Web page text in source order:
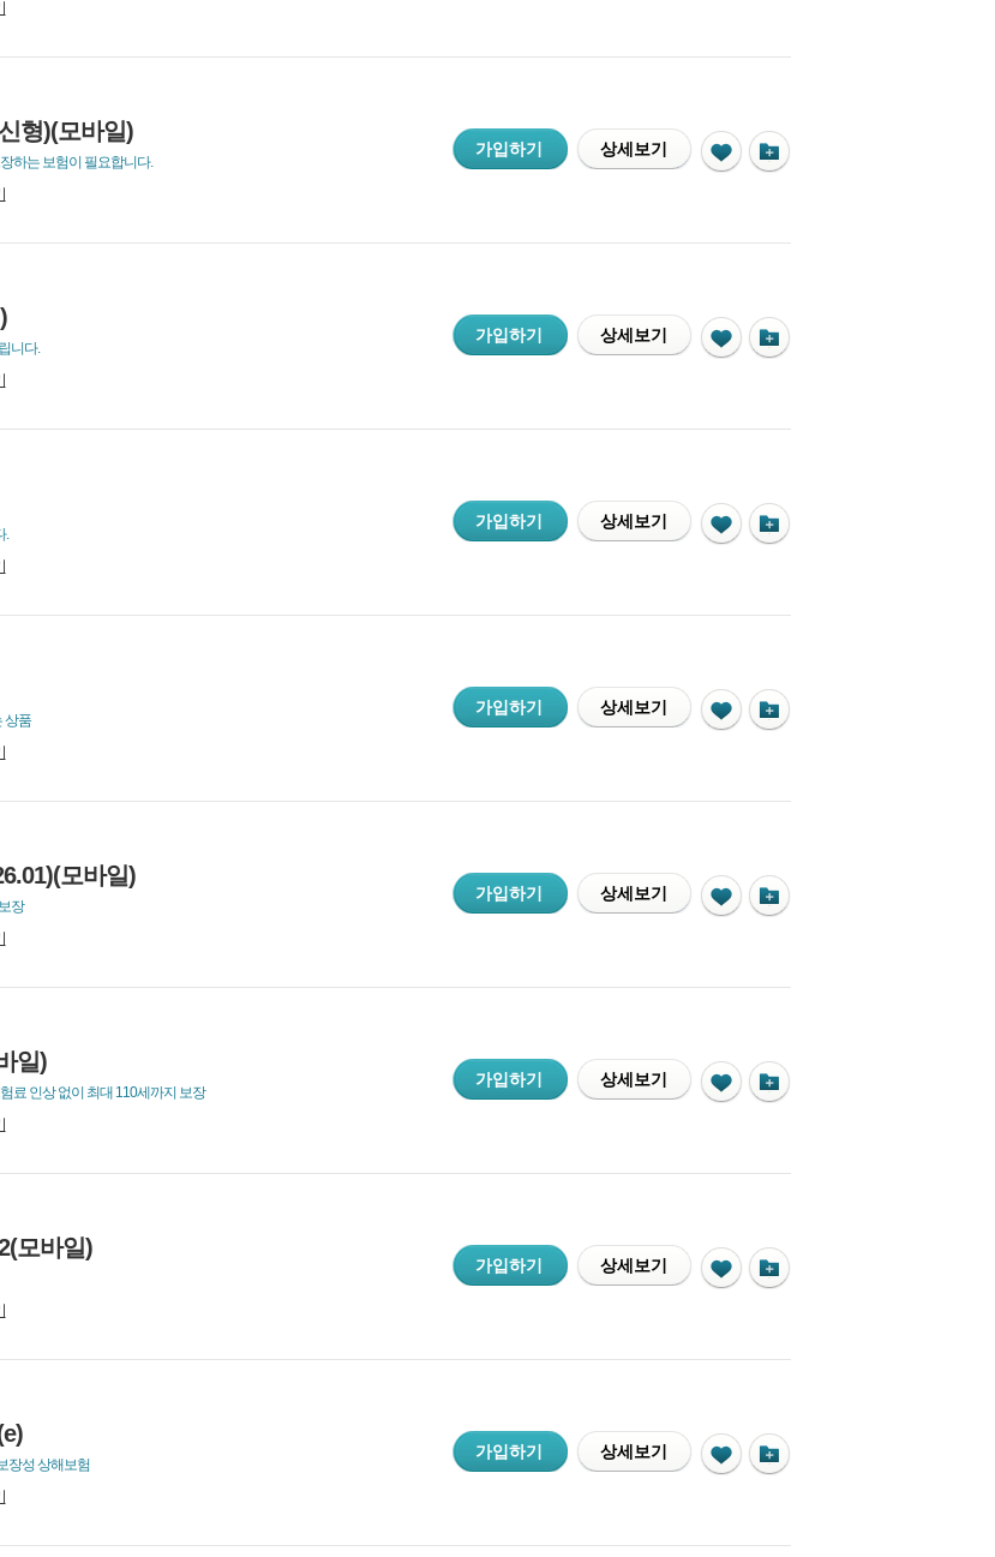
형)(모바일)
하는 보험이 필요합니다.
가입하기 상세보기
니다.
가입하기 상세보기
.
가입하기 상세보기
상품
가입하기 상세보기
모바일)
장
가입하기 상세보기
일)
료 인상 없이 최대 110세까지 보장
가입하기 상세보기
모바일)
가입하기 상세보기
장성 상해보험
가입하기 상세보기